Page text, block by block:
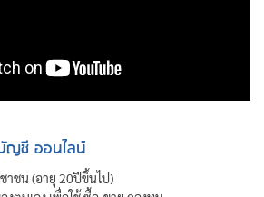
ญชี ออนไลน์
าชน (อายุ 20ปีขึ้นไป)